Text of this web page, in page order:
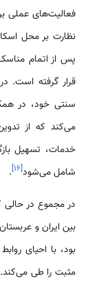
فعالیت‌های عملی
نظارت بر محل
پس از اتمام
قرار گرفته است.
سنتی خود، در
می‌کند که از
خدمات، تسهیل
شامل می‌شود[۱۶]
.
در مجموع در
بین ایران و
مثبت را طی می‌کند.